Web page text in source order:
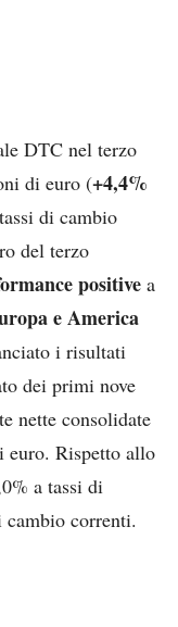
DTC nel terzo
di euro (+4,4%
di cambio
del terzo
positive a
e America
i risultati
dei primi nove
nette consolidate
Rispetto allo
a tassi di
cambio correnti.